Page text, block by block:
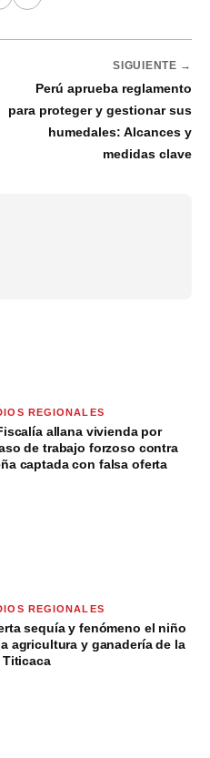
SIGUIENTE →
Perú aprueba reglamento
para proteger y gestionar sus
humedales: Alcances y
medidas clave
REGIONALES
allana vivienda por
de trabajo forzoso contra
captada con falsa oferta
REGIONALES
sequía y fenómeno el niño
agricultura y ganadería de la